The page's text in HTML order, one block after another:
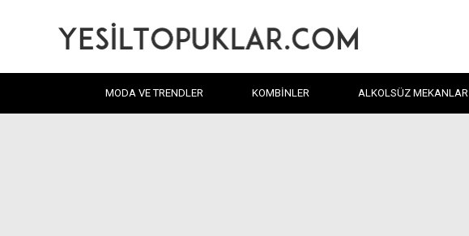
MODA VE TRENDLER KOMBINLER ALKOLSÜZ MEKANLAR